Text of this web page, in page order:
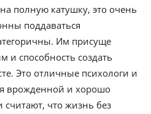
полную катушку, это очень
поддаваться
Им присуще
способность создать
Это отличные психологи и
врожденной и хорошо
что жизнь без